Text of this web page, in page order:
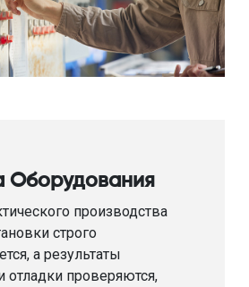
Оборудования
производства
строго
а результаты
отладки проверяются,